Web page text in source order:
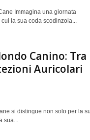
Immagina una giornata
la sua coda scodinzola...
Canino: Tra
Auricolari
si distingue non solo per la
sua...